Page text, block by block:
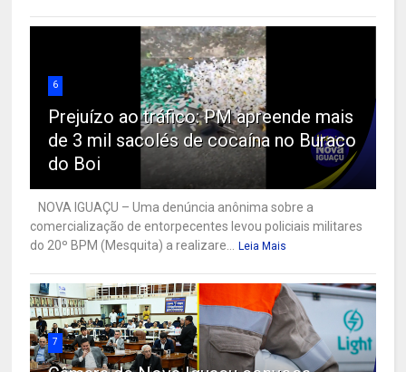
6
Prejuízo ao tráfico: PM apreende mais
de 3 mil sacolés de cocaína no Buraco
do Boi
NOVA IGUAÇU – Uma denúncia anônima sobre a
comercialização de entorpecentes levou policiais militares
do 20º BPM (Mesquita) a realizare...
Leia Mais
7